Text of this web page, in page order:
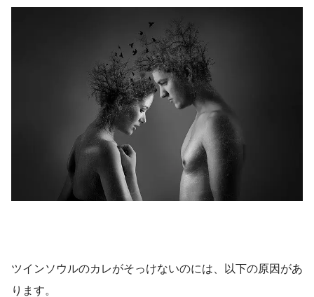
ツインソウルのカレがそっけないのには、以下の原因があ
ります。